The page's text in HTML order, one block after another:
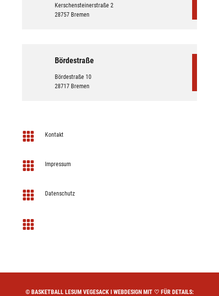
Kerschensteinerstraße 2
28757 Bremen
Bördestraße
Bördestraße 10
28717 Bremen
 Kontakt
 Impressum
 Datenschutz

© BASKETBALL LESUM VEGESACKI WEBDESIGN MIT ♡FÜR DETAILS: